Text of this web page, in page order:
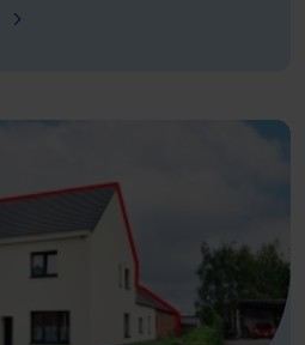
- Locatie: Alken, België - Leensom: